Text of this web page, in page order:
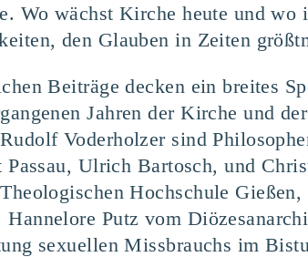
Wo wächst Kir­che heu­te und
den Glau­ben in Zei­ten
Bei­trä­ge decken ein brei­tes
Jah­ren der Kir­che und
Voder­hol­zer sind
Ulrich Bar­to­sch, und
Hoch­schu­le
Han­ne­lo­re Putz vom
sexu­el­len Miss­brauchs im